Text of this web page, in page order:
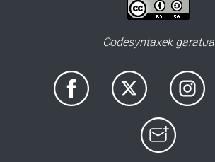
Codesyntaxek garatua